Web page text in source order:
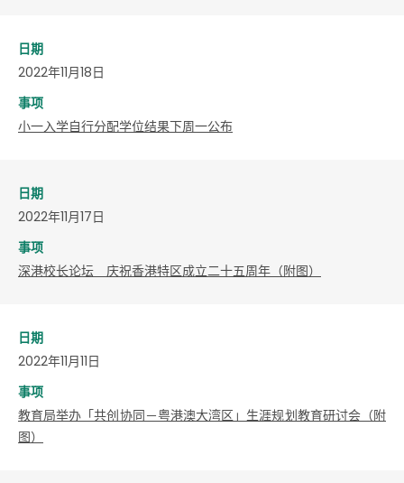
日期
2022年11月18日
事项
小一入学自行分配学位结果下周一公布
日期
2022年11月17日
事项
深港校长论坛 庆祝香港特区成立二十五周年（附图）
日期
2022年11月11日
事项
教育局举办「共创协同－粤港澳大湾区」生涯规划教育研讨会（附
图）